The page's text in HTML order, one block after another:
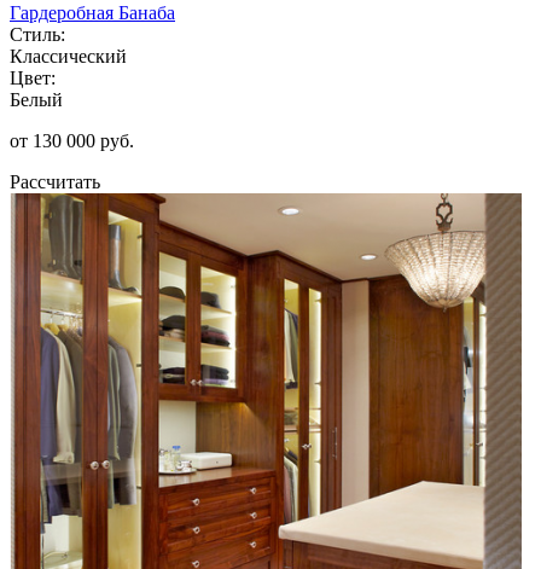
Гардеробная Банаба
Стиль:
Классический
Цвет:
Белый
от 130 000 руб.
Рассчитать